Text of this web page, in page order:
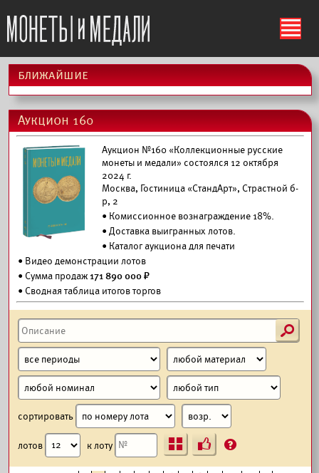
ś
ближайшие
Аукцион 160
Аукцион №160 «Коллекционные русские
монеты и медали» состоялся 12 октября
2024 г.
Москва, Гостиница «СтандАрт», Страстной б-
р, 2
• Комиссионное вознаграждение 18%.
• Доставка выигранных лотов.
• Каталог аукциона для печати
• Видео демонстрации лотов
• Сумма продаж171 890 000 ₽
• Сводная таблица итогов торгов
s
сортировать
лотов к лоту Ъ ?